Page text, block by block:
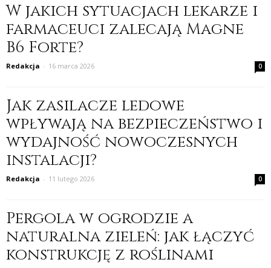
W jakich sytuacjach lekarze i
farmaceuci zalecają Magne
B6 Forte?
Redakcja - 16 marca 2026 0
Jak zasilacze ledowe
wpływają na bezpieczeństwo i
wydajność nowoczesnych
instalacji?
Redakcja - 11 lutego 2026 0
Pergola w ogrodzie a
naturalna zieleń: jak łączyć
konstrukcję z roślinami